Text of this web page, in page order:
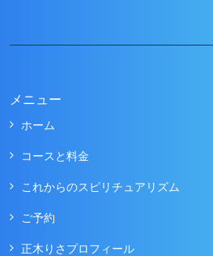
メニュー
ホーム
コースと料金
これからのスピリチュアリズム
ご予約
正木りさプロフィール